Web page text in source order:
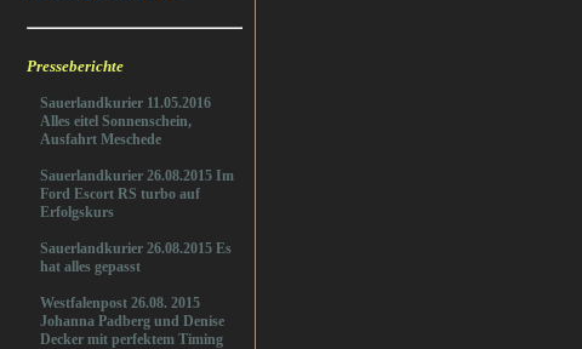
Presseberichte
Sauerlandkurier 11.05.2016
Alles eitel Sonnenschein,
Ausfahrt Meschede
Sauerlandkurier 26.08.2015 Im
Ford Escort RS turbo auf
Erfolgskurs
Sauerlandkurier 26.08.2015 Es
hat alles gepasst
Westfalenpost 26.08. 2015
Johanna Padberg und Denise
Decker mit perfektem Timing